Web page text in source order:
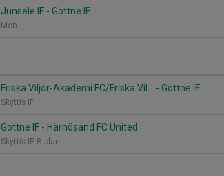
Junsele IF - Gottne IF
Mon
Friska Viljor-Akademi FC/Friska Vil... - Gottne IF
Skyttis IP
Gottne IF - Härnösand FC United
Skyttis IP B-plan